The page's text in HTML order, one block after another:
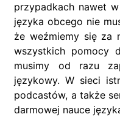
przypadkach nawet
języka obcego nie
że weźmiemy się za
wszystkich pomocy
musimy od razu
językowy. W sieci
podcastów, a także
darmowej nauce